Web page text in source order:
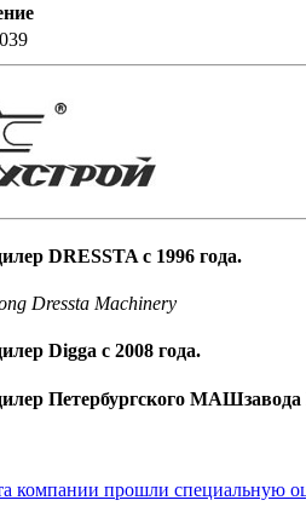
DRESSTA с 1996 года.
Dressta Machinery
Digga с 2008 года.
Петербургского МАШзавода
компании прошли специальную